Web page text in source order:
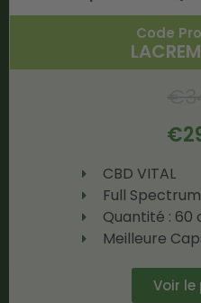
Code
€
CBD VITAL
Full Spectrum
Quantité : 60
Meilleure
Voir